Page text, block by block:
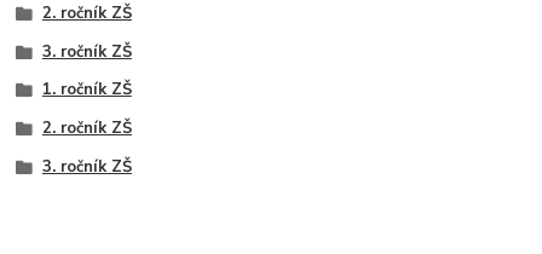
2. ročník ZŠ
3. ročník ZŠ
1. ročník ZŠ
2. ročník ZŠ
3. ročník ZŠ